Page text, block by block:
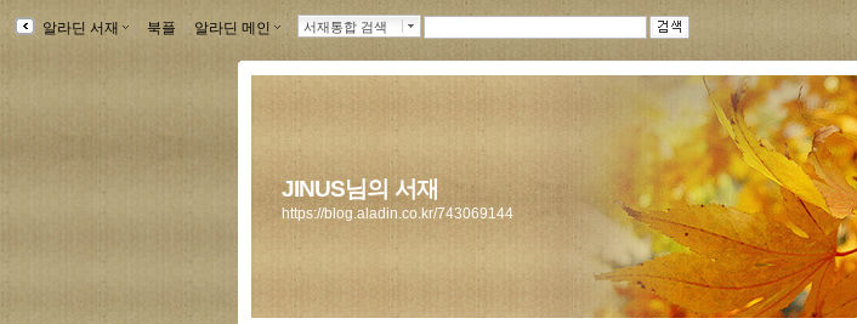
알라딘 서재 북플 알라딘 메인 서재통합 검색
JINUS님의 서재
https://blog.aladin.co.kr/743069144